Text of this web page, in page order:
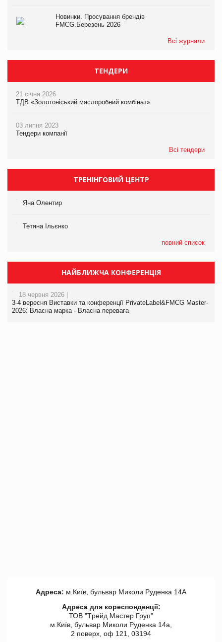
Новинки. Просування брендів
FMCG.Березень 2026
Всі журнали
ТЕНДЕРИ
21 січня 2026
ТДВ «Золотоніський маслоробний комбінат»
03 липня 2023
Тендери компанії
Всі тендери
ТРЕНІНГОВИЙ ЦЕНТР
Яна Олентир
Тетяна Ільєнко
повний список
НАЙБЛИЖЧА КОНФЕРЕНЦІЯ
18 червня 2026 |
3-4 вересня Виставки та конференції PrivateLabel&FMCG Master-
2026: Власна марка - Власна перевага
Адреса: м.Київ, бульвар Миколи Руденка 14А
Адреса для кореспонденції:
ТОВ "Tрейд Мастер Груп"
м.Київ, бульвар Миколи Руденка 14а,
2 поверх, оф 121, 03194